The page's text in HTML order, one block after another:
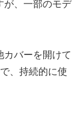
が、一部のモデ
カバーを開けて
、持続的に使